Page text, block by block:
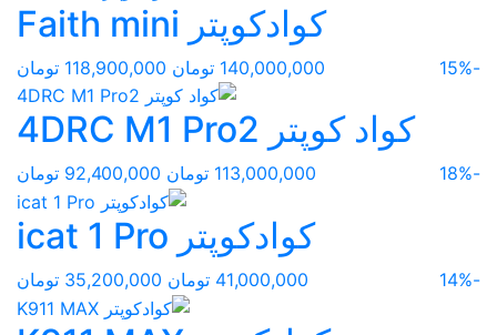
کوادکوپتر Faith mini
-15% 140,000,000 تومان 118,900,000 تومان
کواد کوپتر 4DRC M1 Pro2
-18% 113,000,000 تومان 92,400,000 تومان
کوادکوپتر icat 1 Pro
-14% 41,000,000 تومان 35,200,000 تومان